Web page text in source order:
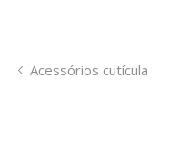
Acessórios cutícula